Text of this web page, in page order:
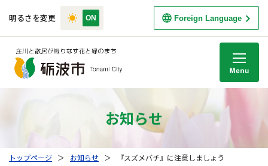
明るさを変更 Foreign Language
お知らせ
トップページ ＞ お知らせ ＞ 『スズメバチ』に注意しましょう